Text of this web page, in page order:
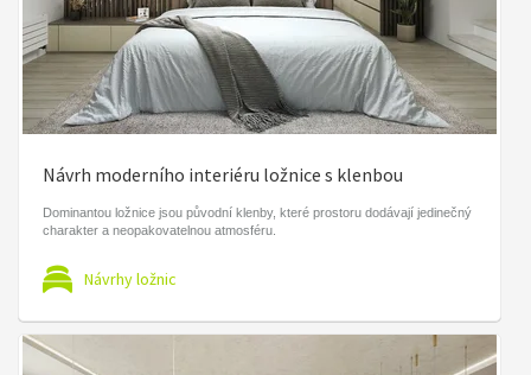
Návrh moderního interiéru ložnice s klenbou
Dominantou ložnice jsou původní klenby, které prostoru dodávají jedinečný
charakter a neopakovatelnou atmosféru.
Návrhy ložnic